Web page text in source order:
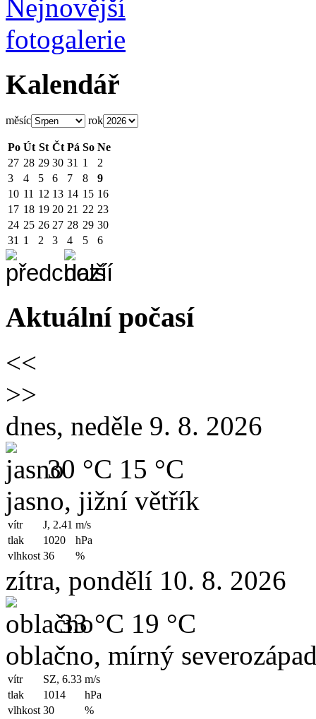
Kalendář
měsíc rok
Po Út St Čt Pá So Ne
27 28 29 30 31 1
2
3
4 5 6 7 8
9
10 11 12 13 14 15 16
17 18 19 20 21 22 23
24 25 26 27 28 29 30
31 1 2 3 4 5 6
Aktuální počasí
<<
>>
dnes, neděle 9. 8. 2026
30 °C 15 °C
jasno, jižní větřík
vítr J, 2.41 m/s
tlak
1020
hPa
vlhkost 36 %
zítra, pondělí 10. 8. 2026
33 °C 19 °C
oblačno, mírný
vítr SZ, 6.33 m/s
tlak
1014
hPa
vlhkost 30 %